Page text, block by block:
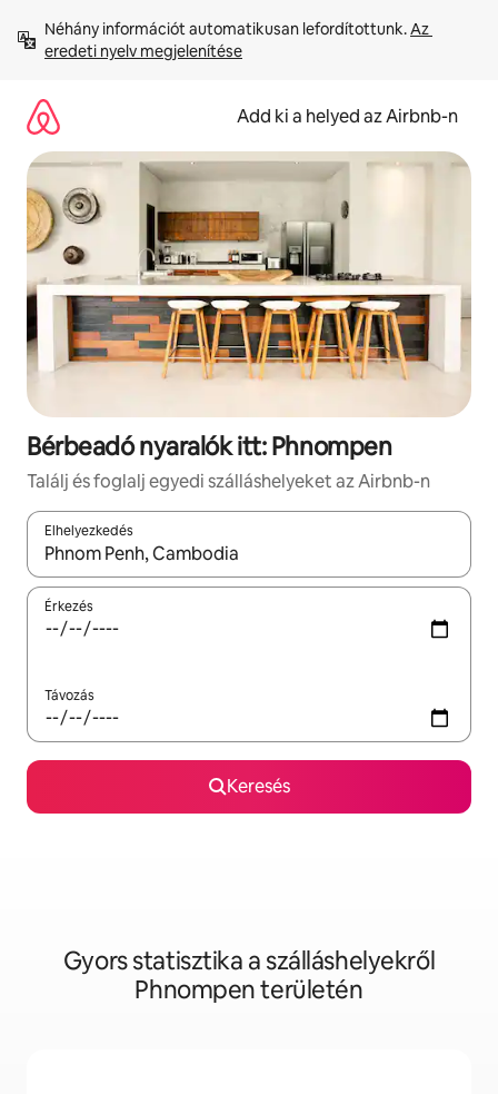
tartalomra
Néhány információt automatikusan lefordítottunk. Az
eredeti nyelv megjelenítése
Add ki a helyed az Airbnb-n
Bérbeadó nyaralók itt: Phnompen
Találj és foglalj egyedi szálláshelyeket az Airbnb-n
Elhelyezkedés
Az eredmények között a felfelé és a lefelé nyíllal
Érkezés
Távozás
Keresés
Gyors statisztika a szálláshelyekről
Phnompen területén